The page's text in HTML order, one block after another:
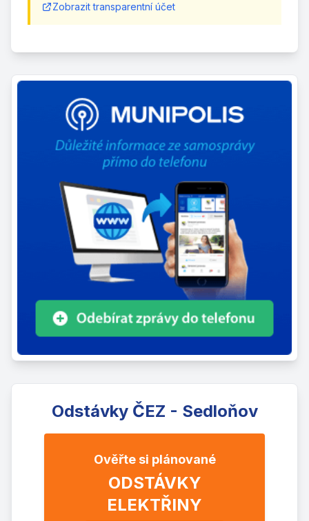
Zobrazit transparentní účet
Odstávky ČEZ - Sedloňov
Ověřte si plánované
ODSTÁVKY
ELEKTŘINY